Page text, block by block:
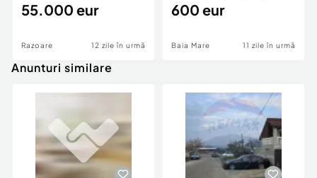
55.000 eur
Razoare 12 zile în urmă
600 eur
Baia Mare 11 zile în urmă
Anunturi similare